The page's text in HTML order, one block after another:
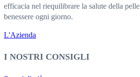
efficacia nel riequilibrare la salute della
benessere ogni giorno.
L'Azienda
I NOSTRI CONSIGLI